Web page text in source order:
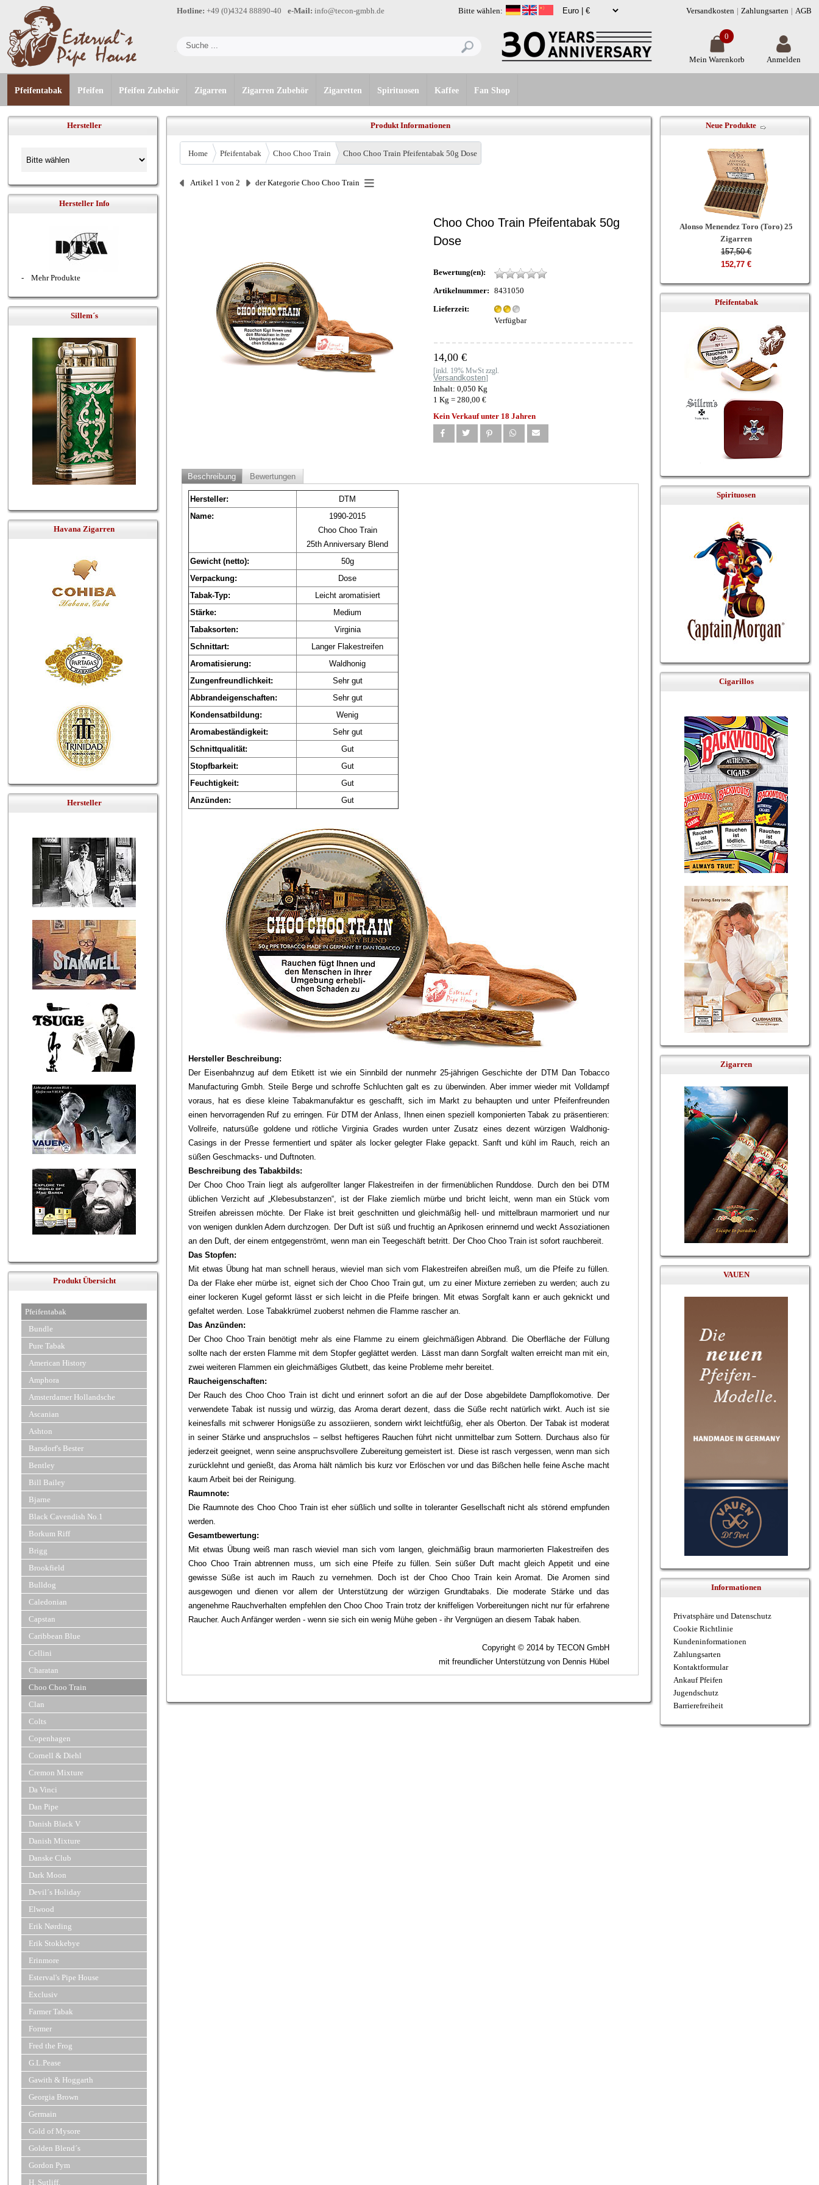
Bitte wählen:
Hotline: +49 (0)4324 88890-40 e-Mail: info@tecon-gmbh.de Versandkosten Zahlungsarten AGB
Anmelden
Mein Warenkorb
0
Pfeifentabak Pfeifen Pfeifen Zubehör Zigarren Zigarren Zubehör Zigaretten Spirituosen Kaffee Fan Shop
Hersteller
Hersteller Info
- Mehr Produkte
Sillem´s
Havana Zigarren
Hersteller
Produkt Übersicht
Pfeifentabak
Bundle
Pure Tabak
American History
Amphora
Amsterdamer Hollandsche
Ascanian
Ashton
Barsdorf's Bester
Bentley
Bill Bailey
Bjarne
Black Cavendish No.1
Borkum Riff
Brigg
Brookfield
Bulldog
Caledonian
Capstan
Caribbean Blue
Cellini
Charatan
Choo Choo Train
Clan
Colts
Copenhagen
Cornell & Diehl
Cremon Mixture
Da Vinci
Dan Pipe
Danish Black V
Danish Mixture
Danske Club
Dark Moon
Devil´s Holiday
Elwood
Erik Nørding
Erik Stokkebye
Erinmore
Esterval's Pipe House
Exclusiv
Farmer Tabak
Former
Fred the Frog
G.L.Pease
Gawith & Hoggarth
Georgia Brown
Germain
Gold of Mysore
Golden Blend´s
Gordon Pym
H. Sutliff.
Produkt Informationen
Home Pfeifentabak Choo Choo Train Choo Choo Train Pfeifentabak 50g Dose
Artikel 1 von 2 der Kategorie Choo Choo Train
Choo Choo Train Pfeifentabak 50g
Dose
Bewertung(en):
Artikelnummer: 8431050
Lieferzeit:
Verfügbar
14,00 €
[inkl. 19% MwSt zzgl.
Versandkosten]
Inhalt: 0,050 Kg
1 Kg = 280,00 €
Kein Verkauf unter 18 Jahren
Beschreibung Bewertungen
Hersteller:
DTM
Name:
1990-2015
Choo Choo Train
25th Anniversary Blend
Gewicht (netto):
50g
Verpackung:
Dose
Tabak-Typ:
Leicht aromatisiert
Stärke:
Medium
Tabaksorten:
Virginia
Schnittart:
Langer Flakestreifen
Aromatisierung:
Waldhonig
Zungenfreundlichkeit:
Sehr gut
Abbrandeigenschaften:
Sehr gut
Kondensatbildung:
Wenig
Aromabeständigkeit:
Sehr gut
Schnittqualität:
Gut
Stopfbarkeit:
Gut
Feuchtigkeit:
Gut
Anzünden:
Gut
Hersteller Beschreibung:
Der Eisenbahnzug auf dem Etikett ist wie ein Sinnbild der nunmehr 25-jährigen Geschichte der DTM Dan Tobacco
Manufacturing Gmbh. Steile Berge und schroffe Schluchten galt es zu überwinden. Aber immer wieder mit Volldampf
voraus, hat es diese kleine Tabakmanufaktur es geschafft, sich im Markt zu behaupten und unter Pfeifenfreunden
einen hervorragenden Ruf zu erringen. Für DTM der Anlass, Ihnen einen speziell komponierten Tabak zu präsentieren:
Vollreife, natursüße goldene und rötliche Virginia Grades wurden unter Zusatz eines dezent würzigen Waldhonig-
Casings in der Presse fermentiert und später als locker gelegter Flake gepackt. Sanft und kühl im Rauch, reich an
süßen Geschmacks- und Duftnoten.
Beschreibung des Tabakbilds:
Der Choo Choo Train liegt als aufgerollter langer Flakestreifen in der firmenüblichen Runddose. Durch den bei DTM
üblichen Verzicht auf „Klebesubstanzen“, ist der Flake ziemlich mürbe und bricht leicht, wenn man ein Stück vom
Streifen abreissen möchte. Der Flake ist breit geschnitten und gleichmäßig hell- und mittelbraun marmoriert und nur
von wenigen dunklen Adern durchzogen. Der Duft ist süß und fruchtig an Aprikosen erinnernd und weckt Assoziationen
an den Duft, der einem entgegenströmt, wenn man ein Teegeschäft betritt. Der Choo Choo Train ist sofort rauchbereit.
Das Stopfen:
Mit etwas Übung hat man schnell heraus, wieviel man sich vom Flakestreifen abreißen muß, um die Pfeife zu füllen.
Da der Flake eher mürbe ist, eignet sich der Choo Choo Train gut, um zu einer Mixture zerrieben zu werden; auch zu
einer lockeren Kugel geformt lässt er sich leicht in die Pfeife bringen. Mit etwas Sorgfalt kann er auch geknickt und
gefaltet werden. Lose Tabakkrümel zuoberst nehmen die Flamme rascher an.
Das Anzünden:
Der Choo Choo Train benötigt mehr als eine Flamme zu einem gleichmäßigen Abbrand. Die Oberfläche der Füllung
sollte nach der ersten Flamme mit dem Stopfer geglättet werden. Lässt man dann Sorgfalt walten erreicht man mit ein,
zwei weiteren Flammen ein gleichmäßiges Glutbett, das keine Probleme mehr bereitet.
Raucheigenschaften:
Der Rauch des Choo Choo Train ist dicht und erinnert sofort an die auf der Dose abgebildete Dampflokomotive. Der
verwendete Tabak ist nussig und würzig, das Aroma derart dezent, dass die Süße recht natürlich wirkt. Auch ist sie
keinesfalls mit schwerer Honigsüße zu assoziieren, sondern wirkt leichtfüßig, eher als Oberton. Der Tabak ist moderat
in seiner Stärke und anspruchslos – selbst heftigeres Rauchen führt nicht unmittelbar zum Sottern. Durchaus also für
jederzeit geeignet, wenn seine anspruchsvollere Zubereitung gemeistert ist. Diese ist rasch vergessen, wenn man sich
zurücklehnt und genießt, das Aroma hält nämlich bis kurz vor Erlöschen vor und das Bißchen helle feine Asche macht
kaum Arbeit bei der Reinigung.
Raumnote:
Die Raumnote des Choo Choo Train ist eher süßlich und sollte in toleranter Gesellschaft nicht als störend empfunden
werden.
Gesamtbewertung:
Mit etwas Übung weiß man rasch wieviel man sich vom langen, gleichmäßig braun marmorierten Flakestreifen des
Choo Choo Train abtrennen muss, um sich eine Pfeife zu füllen. Sein süßer Duft macht gleich Appetit und eine
gewisse Süße ist auch im Rauch zu vernehmen. Doch ist der Choo Choo Train kein Aromat. Die Aromen sind
ausgewogen und dienen vor allem der Unterstützung der würzigen Grundtabaks. Die moderate Stärke und das
angenehme Rauchverhalten empfehlen den Choo Choo Train trotz der kniffeligen Vorbereitungen nicht nur für erfahrene
Raucher. Auch Anfänger werden - wenn sie sich ein wenig Mühe geben - ihr Vergnügen an diesem Tabak haben.
Copyright © 2014 by TECON GmbH
mit freundlicher Unterstützung von Dennis Hübel
Neue Produkte
Alonso Menendez Toro (Toro) 25
Zigarren
157,50 €
152,77 €
Pfeifentabak
Spirituosen
Cigarillos
Zigarren
VAUEN
Informationen
Privatsphäre und Datenschutz
Cookie Richtlinie
Kundeninformationen
Zahlungsarten
Kontaktformular
Ankauf Pfeifen
Jugendschutz
Barrierefreiheit